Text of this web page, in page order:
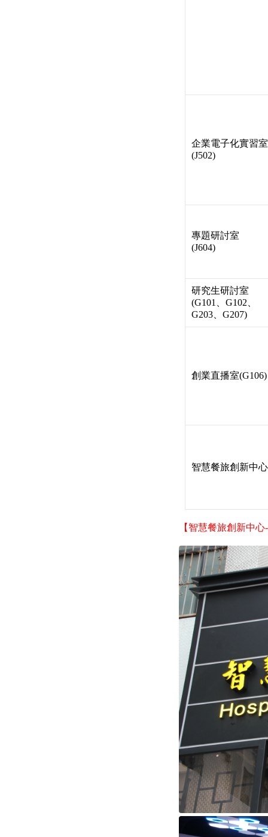
企業電子化實習室
(J502)
專題研討室
(J604)
研究生研討室
(G101、G102、
G203、G207)
創業直播室(G106)
智慧餐旅創新中心
【智慧餐旅創新中心